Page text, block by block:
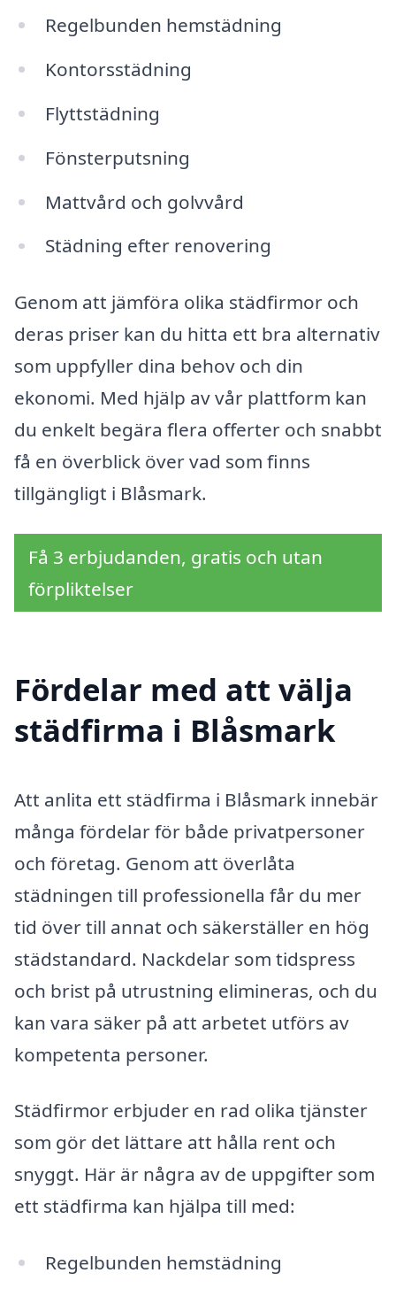
Regelbunden hemstädning
Kontorsstädning
Flyttstädning
Fönsterputsning
Mattvård och golvvård
Städning efter renovering
Genom att jämföra olika städfirmor och
deras priser kan du hitta ett bra alternativ
som uppfyller dina behov och din
ekonomi. Med hjälp av vår plattform kan
du enkelt begära flera offerter och snabbt
få en överblick över vad som finns
tillgängligt i Blåsmark.
Få 3 erbjudanden, gratis och utan
förpliktelser
Fördelar med att välja
städfirma i Blåsmark
Att anlita ett städfirma i Blåsmark innebär
många fördelar för både privatpersoner
och företag. Genom att överlåta
städningen till professionella får du mer
tid över till annat och säkerställer en hög
städstandard. Nackdelar som tidspress
och brist på utrustning elimineras, och du
kan vara säker på att arbetet utförs av
kompetenta personer.
Städfirmor erbjuder en rad olika tjänster
som gör det lättare att hålla rent och
snyggt. Här är några av de uppgifter som
ett städfirma kan hjälpa till med:
Regelbunden hemstädning